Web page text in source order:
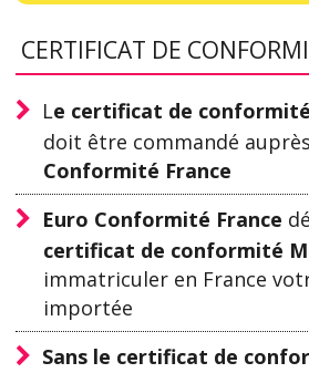
CERTIFICAT DE
Le certificat de
doit être commandé
Conformité France
Euro Conformité France
certificat de conformité
immatriculer en France
importée
Sans le certificat de